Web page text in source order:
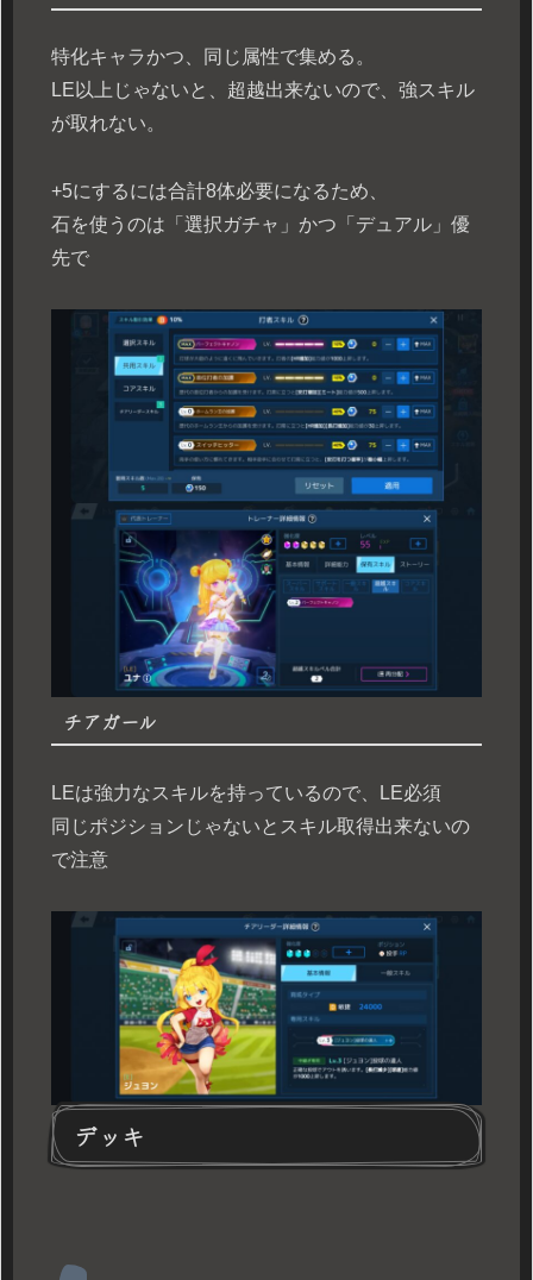
特化キャラかつ、同じ属性で集める。
LE以上じゃないと、超越出来ないので、強スキル
が取れない。
+5にするには合計8体必要になるため、
石を使うのは「選択ガチャ」かつ「デュアル」優
先で
チアガール
LEは強力なスキルを持っているので、LE必須
同じポジションじゃないとスキル取得出来ないの
で注意
デッキ